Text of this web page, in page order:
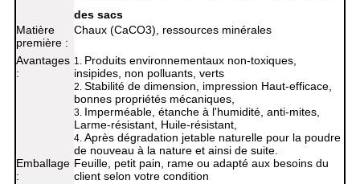
des sacs
Matière
première :
Chaux (CaCO3), ressources minérales
Avantages
:
1. Produits environnementaux non-toxiques,
insipides, non polluants, verts
2. Stabilité de dimension, impression Haut-efficace,
bonnes propriétés mécaniques,
3. Imperméable, étanche à l'humidité, anti-mites,
Larme-résistant, Huile-résistant,
4. Après dégradation jetable naturelle pour la poudre
de nouveau à la nature et ainsi de suite.
Emballage
:
Feuille, petit pain, rame ou adapté aux besoins du
client selon votre condition